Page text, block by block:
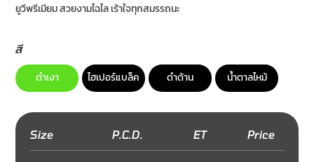
ยูวีพรีเมียม สวยงามไฉไล เร้าใจทุกสมรรถนะ
สี
ดำเงา ไฮเปอร์แบล็ค ดำด้าน น้ำตาลไหม้
Size P.C.D. ET Price